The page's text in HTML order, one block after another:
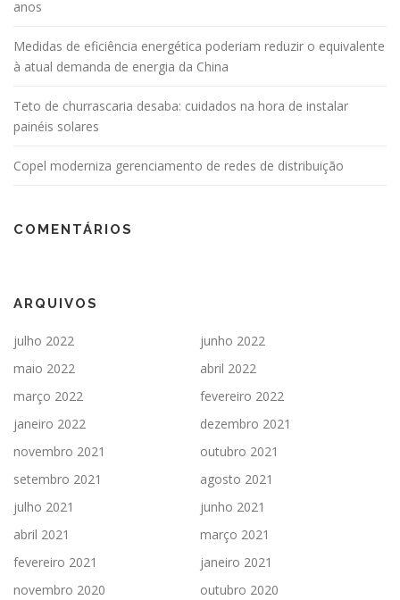
anos
Medidas de eficiência energética poderiam reduzir o equivalente
à atual demanda de energia da China
Teto de churrascaria desaba: cuidados na hora de instalar
painéis solares
Copel moderniza gerenciamento de redes de distribuição
COMENTÁRIOS
ARQUIVOS
julho 2022
junho 2022
maio 2022
abril 2022
março 2022
fevereiro 2022
janeiro 2022
dezembro 2021
novembro 2021
outubro 2021
setembro 2021
agosto 2021
julho 2021
junho 2021
abril 2021
março 2021
fevereiro 2021
janeiro 2021
novembro 2020
outubro 2020